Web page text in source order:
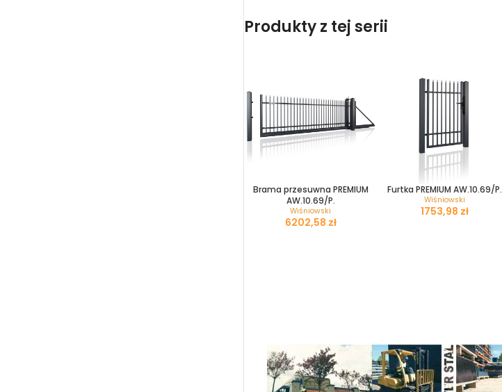
Produkty z tej serii
Brama przesuwna PREMIUM
AW.10.69/P.
Wiśniowski
zł
Furtka PREMIUM AW.10.69/P.
Wiśniowski
zł